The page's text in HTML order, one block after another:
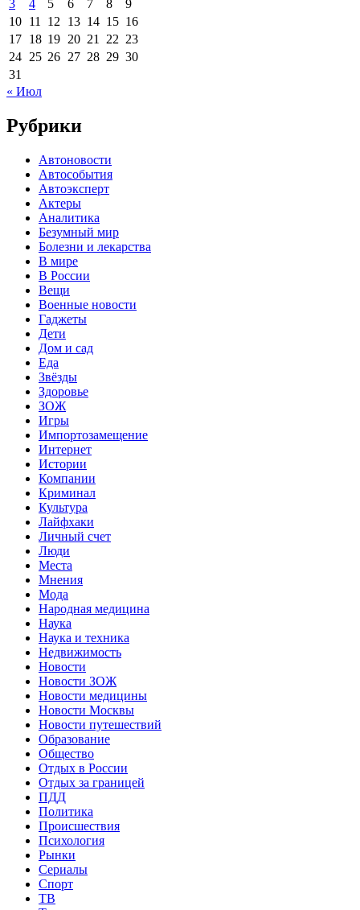
3 4 5 6 7 8
9
10 11 12 13 14 15 16
17 18 19 20 21 22 23
24 25 26 27 28 29 30
31
« Июл
Рубрики
Автоновости
Автособытия
Автоэксперт
Актеры
Аналитика
Безумный мир
Болезни и лекарства
В мире
В России
Вещи
Военные новости
Гаджеты
Дети
Дом и сад
Еда
Звёзды
Здоровье
ЗОЖ
Игры
Импортозамещение
Интернет
Истории
Компании
Криминал
Культура
Лайфхаки
Личный счет
Люди
Места
Мнения
Мода
Народная медицина
Наука
Наука и техника
Недвижимость
Новости
Новости ЗОЖ
Новости медицины
Новости Москвы
Новости путешествий
Образование
Общество
Отдых в России
Отдых за границей
ПДД
Политика
Происшествия
Психология
Рынки
Сериалы
Спорт
ТВ